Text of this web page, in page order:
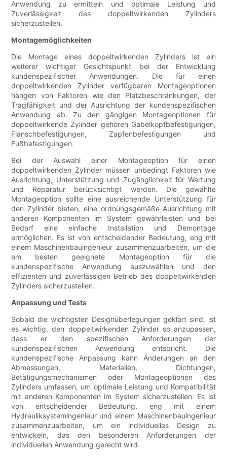
Anwendung zu ermitteln und optimale Leistung und
Zuverlässigkeit des doppeltwirkenden Zylinders
sicherzustellen.
Montagemöglichkeiten
Die Montage eines doppeltwirkenden Zylinders ist ein
weiterer wichtiger Gesichtspunkt bei der Entwicklung
kundenspezifischer Anwendungen. Die für einen
doppeltwirkenden Zylinder verfügbaren Montageoptionen
hängen von Faktoren wie den Platzbeschränkungen, der
Tragfähigkeit und der Ausrichtung der kundenspezifischen
Anwendung ab. Zu den gängigen Montageoptionen für
doppeltwirkende Zylinder gehören Gabelkopfbefestigungen,
Flanschbefestigungen, Zapfenbefestigungen und
Fußbefestigungen.
Bei der Auswahl einer Montageoption für einen
doppeltwirkenden Zylinder müssen unbedingt Faktoren wie
Ausrichtung, Unterstützung und Zugänglichkeit für Wartung
und Reparatur berücksichtigt werden. Die gewählte
Montageoption sollte eine ausreichende Unterstützung für
den Zylinder bieten, eine ordnungsgemäße Ausrichtung mit
anderen Komponenten im System gewährleisten und bei
Bedarf eine einfache Installation und Demontage
ermöglichen. Es ist von entscheidender Bedeutung, eng mit
einem Maschinenbauingenieur zusammenzuarbeiten, um die
am besten geeignete Montageoption für die
kundenspezifische Anwendung auszuwählen und den
effizienten und zuverlässigen Betrieb des doppeltwirkenden
Zylinders sicherzustellen.
Anpassung und Tests
Sobald die wichtigsten Designüberlegungen geklärt sind, ist
es wichtig, den doppeltwirkenden Zylinder so anzupassen,
dass er den spezifischen Anforderungen der
kundenspezifischen Anwendung entspricht. Die
kundenspezifische Anpassung kann Änderungen an den
Abmessungen, Materialien, Dichtungen,
Betätigungsmechanismen oder Montageoptionen des
Zylinders umfassen, um optimale Leistung und Kompatibilität
mit anderen Komponenten im System sicherzustellen. Es ist
von entscheidender Bedeutung, eng mit einem
Hydrauliksystemingenieur und einem Maschinenbauingenieur
zusammenzuarbeiten, um ein individuelles Design zu
entwickeln, das den besonderen Anforderungen der
individuellen Anwendung gerecht wird.